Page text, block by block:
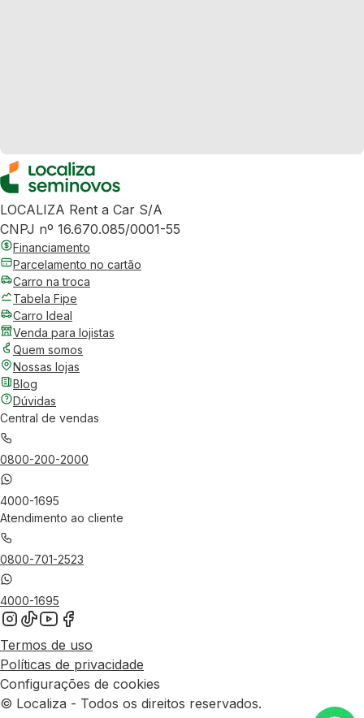
LOCALIZA Rent a Car S/A
CNPJ nº 16.670.085/0001-55
Financiamento
Parcelamento no cartão
Carro na troca
Tabela Fipe
Carro Ideal
Venda para lojistas
Quem somos
Nossas lojas
Blog
Dúvidas
Central de vendas
0800-200-2000
4000-1695
Atendimento ao cliente
0800-701-2523
4000-1695
Termos de uso
Políticas de privacidade
Configurações de cookies
© Localiza - Todos os direitos reservados.